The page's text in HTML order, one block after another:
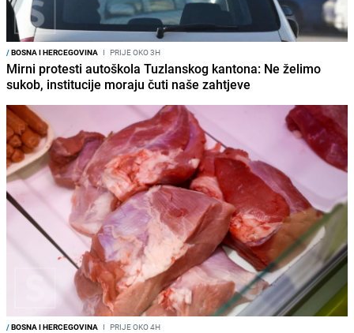
/BOSNA I HERCEGOVINA I PRIJE OKO 3H
Mirni protesti autoškola Tuzlanskog kantona: Ne želimo
sukob, institucije moraju čuti naše zahtjeve
/BOSNA I HERCEGOVINA I PRIJE OKO 4H